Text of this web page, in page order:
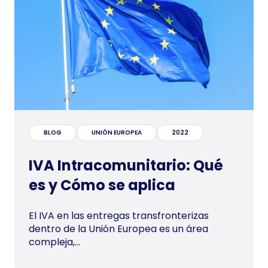
BLOG UNIÓN EUROPEA 2022
IVA Intracomunitario: Qué
es y Cómo se aplica
El IVA en las entregas transfronterizas
dentro de la Unión Europea es un área
compleja,...